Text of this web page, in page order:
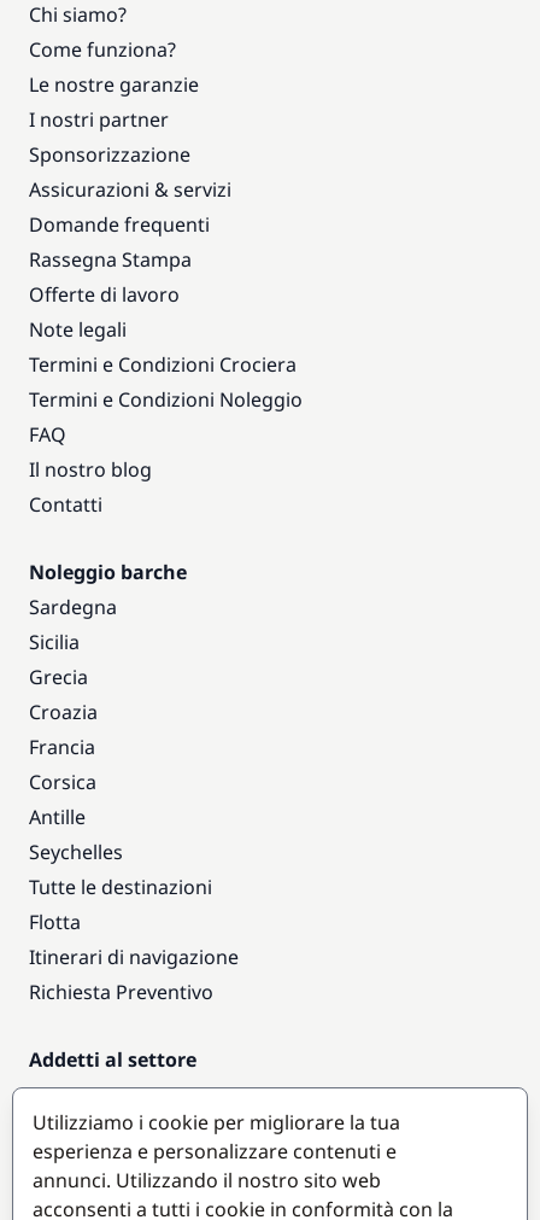
Chi siamo?
Come funziona?
Le nostre garanzie
I nostri partner
Sponsorizzazione
Assicurazioni & servizi
Domande frequenti
Rassegna Stampa
Offerte di lavoro
Note legali
Termini e Condizioni Crociera
Termini e Condizioni Noleggio
FAQ
Il nostro blog
Contatti
Noleggio barche
Sardegna
Sicilia
Grecia
Croazia
Francia
Corsica
Antille
Seychelles
Tutte le destinazioni
Flotta
Itinerari di navigazione
Richiesta Preventivo
Addetti al settore
Accesso armatori
Diventare partner
Destinazioni popolari
Utilizziamo i cookie per migliorare la tua
esperienza e personalizzare contenuti e
annunci. Utilizzando il nostro sito web
acconsenti a tutti i cookie in conformità con la